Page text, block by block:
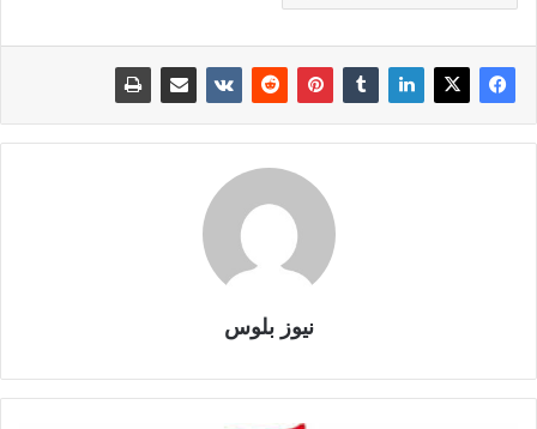
نيوز بلوس